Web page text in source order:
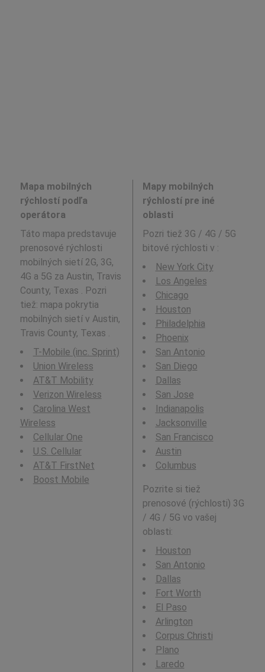
Mapa mobilných
rýchlostí podľa
operátora
Táto mapa predstavuje
prenosové rýchlosti
mobilných sietí 2G, 3G,
4G a 5G za Austin, Travis
County, Texas . Pozri
tiež: mapa pokrytia
mobilných sietí v Austin,
Travis County, Texas .
T-Mobile (inc. Sprint)
Union Wireless
AT&T Mobility
Verizon Wireless
Carolina West
Wireless
Cellular One
U.S. Cellular
AT&T FirstNet
Boost Mobile
Mapy mobilných
rýchlostí pre iné
oblasti
Pozri tiež 3G / 4G / 5G
bitové rýchlosti v :
New York City
Los Angeles
Chicago
Houston
Philadelphia
Phoenix
San Antonio
San Diego
Dallas
San Jose
Indianapolis
Jacksonville
San Francisco
Austin
Columbus
Pozrite si tiež
prenosové (rýchlosti) 3G
/ 4G / 5G vo vašej
oblasti:
Houston
San Antonio
Dallas
Fort Worth
El Paso
Arlington
Corpus Christi
Plano
Laredo